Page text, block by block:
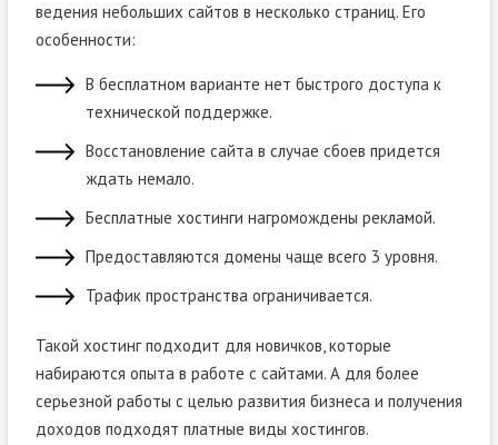
ведения небольших сайтов в несколько страниц. Его
особенности:
В бесплатном варианте нет быстрого доступа к
технической поддержке.
Восстановление сайта в случае сбоев придется
ждать немало.
Бесплатные хостинги нагромождены рекламой.
Предоставляются домены чаще всего 3 уровня.
Трафик пространства ограничивается.
Такой хостинг подходит для новичков, которые
набираются опыта в работе с сайтами. А для более
серьезной работы с целью развития бизнеса и получения
доходов подходят платные виды хостингов.